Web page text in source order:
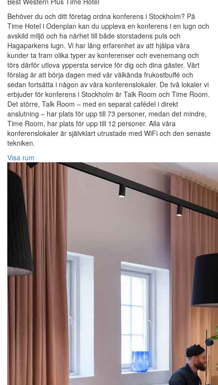
Behöver du och ditt företag ordna konferens i Stockholm? På
Time Hotel i Odenplan kan du uppleva en konferens i en lugn och
avskild miljö och ha närhet till både storstadens puls och
Hagaparkens lugn. Vi har lång erfarenhet av att hjälpa våra
kunder ta fram olika typer av konferenser och evenemang och
törs därför utlova yppersta service för dig och dina gäster. Vårt
förslag är att börja dagen med vår välkända frukostbuffé och
sedan fortsätta i någon av våra konferenslokaler. De två lokaler vi
erbjuder för konferens i Stockholm är Talk Room och Time Room.
Det större, Talk Room – med en separat cafédel i direkt
anslutning – har plats för upp till 73 personer, medan det mindre,
Time Room, har plats för upp till 12 personer. Alla våra
konferenslokaler är självklart utrustade med WiFi och den senaste
tekniken.
Visa rum